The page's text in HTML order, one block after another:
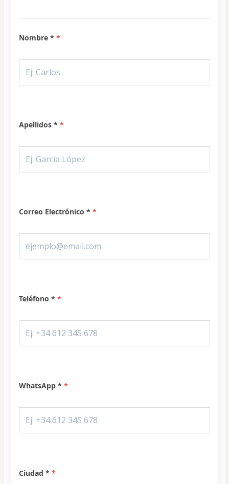
Nombre *
Apellidos *
Correo Electrónico *
Teléfono *
WhatsApp *
Ciudad *